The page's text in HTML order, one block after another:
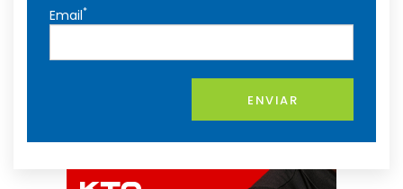
Email*
ENVIAR